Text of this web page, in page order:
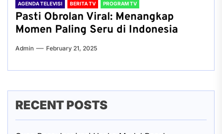
AGENDA TELEVISI BERITA TV PROGRAM TV
Pasti Obrolan Viral: Menangkap
Momen Paling Seru di Indonesia
Admin February 21, 2025
RECENT POSTS